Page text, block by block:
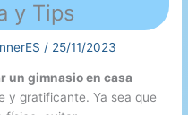
y Tips
/ 25/11/2023
un gimnasio en casa
y gratificante. Ya sea que